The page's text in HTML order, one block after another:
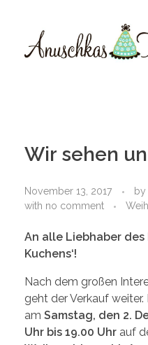
Wir sehen
November 13, 2017 by
with no comment
An alle Liebhaber des
Kuchens‘!
Nach dem großen
geht der Verkauf
am Samstag, den 2.
Uhr bis 19.00 Uhr auf